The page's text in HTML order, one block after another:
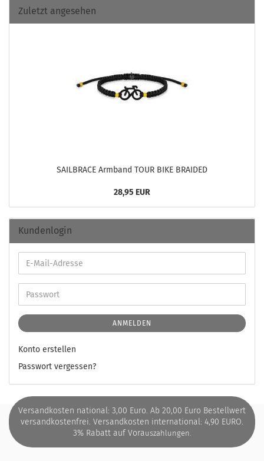
Zuletzt angesehen
SAILBRACE Arm­band TOUR BIKE BRAI­DED
28,95 EUR
Kundenlogin
ANMELDEN
Konto erstellen
Passwort vergessen?
Versandkosten national: 3,00 Euro. Ab 20,00 Euro Bestellwert
versandkostenfrei. Versandkosten international: 4,90 EURO.
3% Rabatt auf Vorauszahlungen.